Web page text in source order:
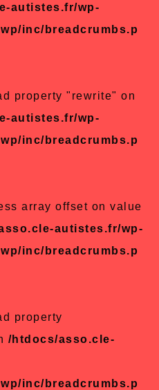
autistes.fr/wp-
inc/breadcrumbs.p
property "rewrite" on
autistes.fr/wp-
inc/breadcrumbs.p
array offset on value
autistes.fr/wp-
inc/breadcrumbs.p
property
/htdocs/asso.cle-
inc/breadcrumbs.p